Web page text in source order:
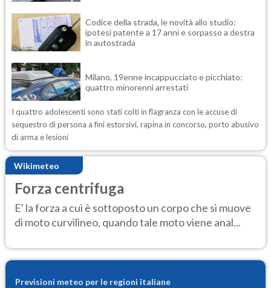
Codice della strada, le novità allo studio:
ipotesi patente a 17 anni e sorpasso a destra
in autostrada
Milano, 19enne incappucciato e picchiato:
quattro minorenni arrestati
I quattro adolescenti sono stati colti in flagranza con le accuse di
sequestro di persona a fini estorsivi, rapina in concorso, porto abusivo
di arma e lesioni
Wikimeteo
Forza centrifuga
E' la forza a cui è sottoposto un corpo che si muove
di moto curvilineo, quando tale moto viene anal...
Previsioni meteo per le regioni italiane